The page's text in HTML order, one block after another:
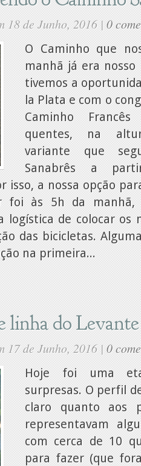
18 de Junho, 2016 | 0
O Caminho que
manhã já era nosso
tivemos a
la Plata e com o
Caminho
quentes, na
variante que
Sanabrês a
isso, a nossa opção
foi às 5h da
logística de colocar os
das bicicletas.
na primeira...
linha do Levante
17 de Junho, 2016 | 0
Hoje foi uma
surpresas. O perfil
claro quanto aos
representavam
com cerca de 10
para fazer (que